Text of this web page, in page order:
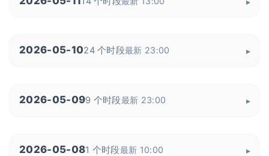
2026-05-1024 个时段最新 23:00
2026-05-099 个时段最新 23:00
2026-05-081 个时段最新 10:00